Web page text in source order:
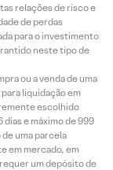
relações de risco e
de perdas
para o investimento
neste tipo de
ou a venda de uma
liquidação em
escolhido
e máximo de 999
uma parcela
em mercado, em
um depósito de